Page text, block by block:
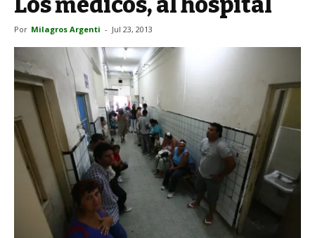
Por Milagros Argenti - Jul 23, 2013